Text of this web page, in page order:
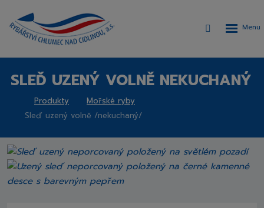
Vyhledávání
SLEĎ UZENÝ VOLNĚ NEKUCHANÝ
Rybářství
nad
Cidlinou,
a.s.
Produkty
Mořské ryby
Sleď uzený volně /nekuchaný/